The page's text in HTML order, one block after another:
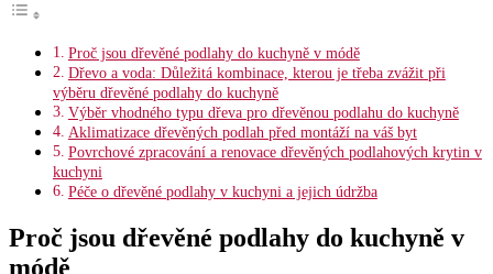
Proč jsou dřevěné podlahy do kuchyně v módě
Dřevo a voda: Důležitá kombinace, kterou je třeba zvážit při
výběru dřevěné podlahy do kuchyně
Výběr vhodného typu dřeva pro dřevěnou podlahu do kuchyně
Aklimatizace dřevěných podlah před montáží na váš byt
Povrchové zpracování a renovace dřevěných podlahových krytin v
kuchyni
Péče o dřevěné podlahy v kuchyni a jejich údržba
Proč jsou dřevěné podlahy do kuchyně v
módě